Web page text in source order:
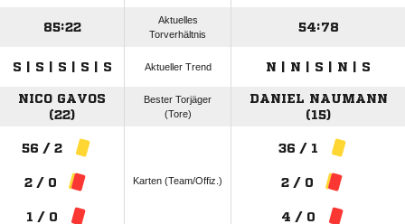
85:22
Aktuelles
Torverhältnis
54:78
S | S | S | S | S Aktueller Trend N | N | S | N | S
NICO GAVOS
(22)
Bester Torjäger
(Tore)
DANIEL NAUMANN
(15)
56 / 2
2 / 0
1 / 0
Karten (Team/Offiz.)
36 / 1
2 / 0
4 / 0